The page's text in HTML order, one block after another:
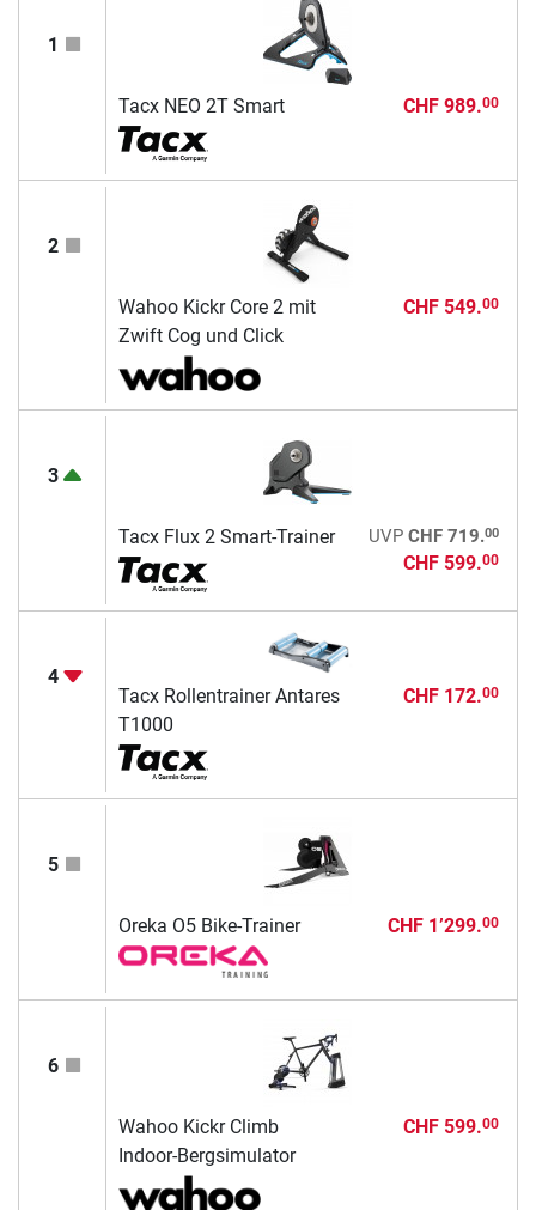
1
Tacx NEO 2T Smart CHF 989.00
2
Wahoo Kickr Core 2 mit
Zwift Cog und Click
CHF 549.00
3
Tacx Flux 2 Smart-Trainer UVP CHF 719.00
CHF 599.00
4
Tacx Rollentrainer Antares
T1000
CHF 172.00
5
Oreka O5 Bike-Trainer CHF 1’299.00
6
Wahoo Kickr Climb
Indoor-Bergsimulator
CHF 599.00